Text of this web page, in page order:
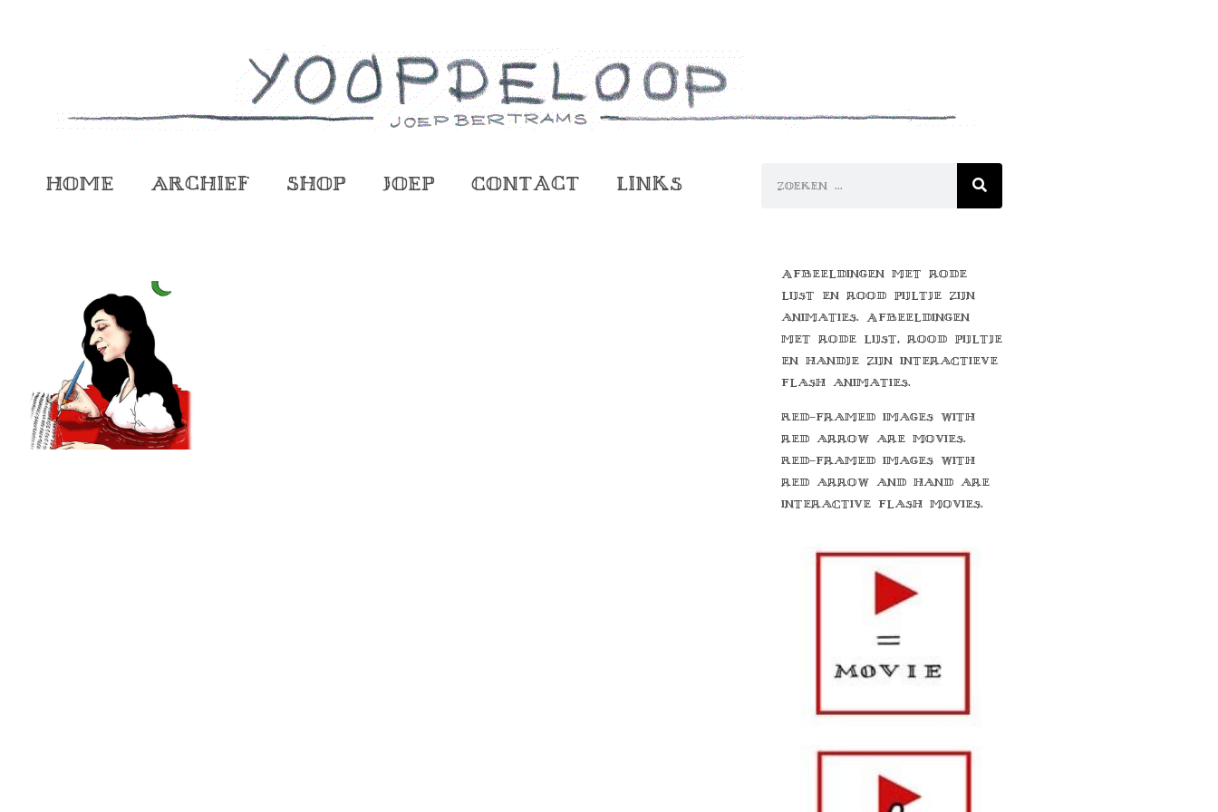
Home Archief Shop Joep Contact Links
Afbeeldingen met rode
lijst en rood pijltje zijn
animaties. Afbeeldingen
met rode lijst, rood pijltje
en handje zijn interactieve
flash animaties.
Red-framed images with
red arrow are movies.
Red-framed images with
red arrow and hand are
interactive flash movies.